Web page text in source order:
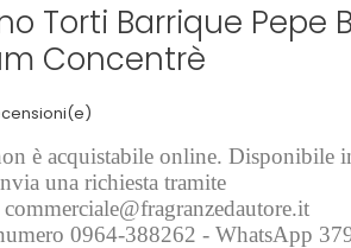
Torti Barrique Pepe
Concentrè
è acquistabile online. Disponibile
una richiesta tramite
0964-388262 - WhatsApp